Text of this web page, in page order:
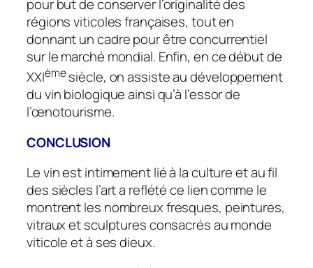
pour but de conserver l’originalité des
régions viticoles françaises, tout en
donnant un cadre pour être concurrentiel
sur le marché mondial. Enfin, en ce début de
XXIèmesiècle, on assiste au développement
du vin biologique ainsi qu’à l’essor de
l’œnotourisme.
CONCLUSION
Le vin est intimement lié à la culture et au fil
des siècles l’art a reflété ce lien comme le
montrent les nombreux fresques, peintures,
vitraux et sculptures consacrés au monde
viticole et à ses dieux.